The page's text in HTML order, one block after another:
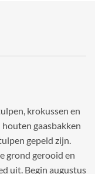
krokussen en
gaasbakken
gepeld zijn.
grond gerooid en
uit. Begin augustus